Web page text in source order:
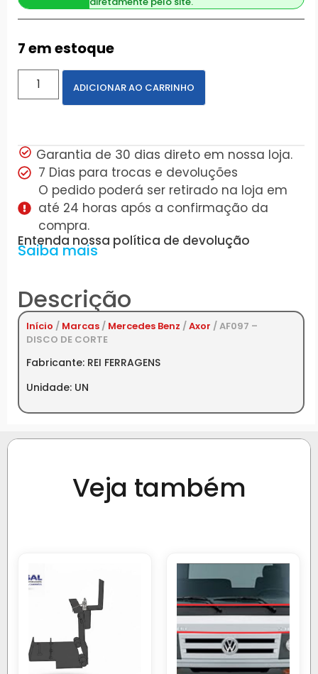
7 em estoque
ADICIONAR AO CARRINHO
Garantia de 30 dias direto em nossa loja.
7 Dias para trocas e devoluções
O pedido poderá ser retirado na loja em
até 24 horas após a confirmação da
compra.
Entenda nossa política de devolução
Saiba mais
Descrição
Início / Marcas / Mercedes Benz /Axor / AF097 –
DISCO DE CORTE
Fabricante: REI FERRAGENS
Unidade: UN
Veja também